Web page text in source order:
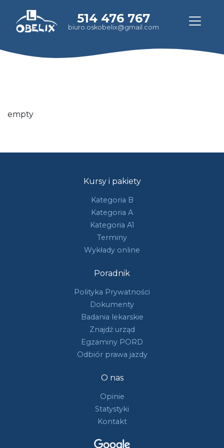
514 476 767
biuro.oskobelix@gmail.com
empty
Kursy i pakiety
Kategoria B
Kategoria A
Kategoria A1
Terminy
Wykłady online
Poradnik
Polityka Prywatności
Dokumenty
Badania lekarskie
Znajdź urząd
Egzaminy PORD
Odbiór prawa jazdy
O nas
Opinie
Statystyki
Kontakt